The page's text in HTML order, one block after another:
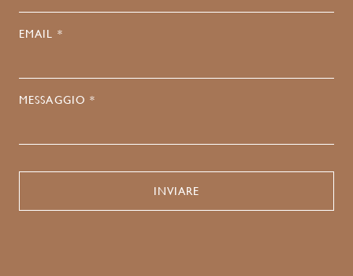
EMAIL *
MESSAGGIO *